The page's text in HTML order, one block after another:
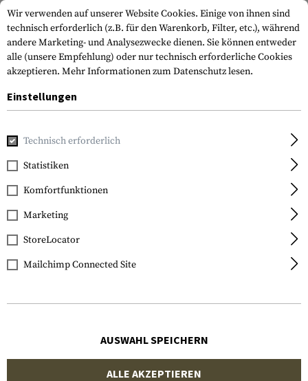
Home Tactical Gear
Blue Force Gear
PLATEminus V2 Carrier
Wir verwenden auf unserer Website Cookies. Einige von ihnen sind
technisch erforderlich (z.B. für den Warenkorb, Filter, etc.), während
andere Marketing- und Analysezwecke dienen. Sie können entweder
alle (unsere Empfehlung) oder nur technisch erforderliche Cookies
akzeptieren. Mehr Informationen zum Datenschutz lesen.
Einstellungen
Technisch erforderlich
Statistiken
Komfortfunktionen
Marketing
StoreLocator
Mailchimp Connected Site
AUSWAHL SPEICHERN
ALLE AKZEPTIEREN